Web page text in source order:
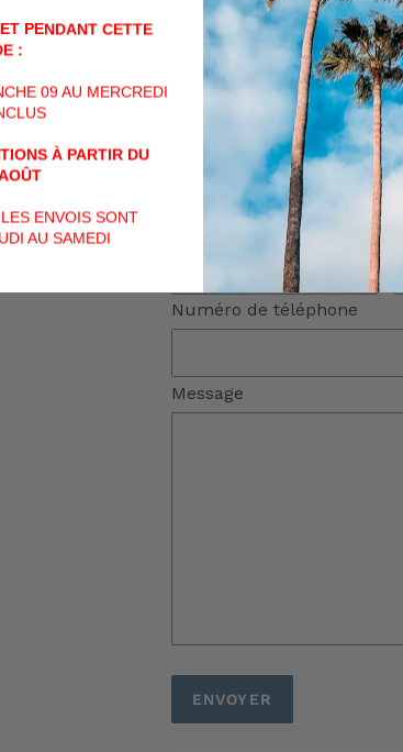
ou encore directement
contact ci-dessous :
(Si vous n'avez pas reçu
ou formulaire de contact,
dossier "spams")
Numéro de téléphone
Message
PENDANT CETTE
:
09 AU MERCREDI
À PARTIR DU
ENVOIS SONT
AU SAMEDI